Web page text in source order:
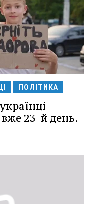
ПОЛІТИКА
23-й день.